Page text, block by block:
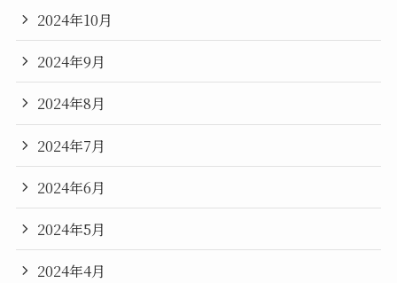
2024年10月
2024年9月
2024年8月
2024年7月
2024年6月
2024年5月
2024年4月